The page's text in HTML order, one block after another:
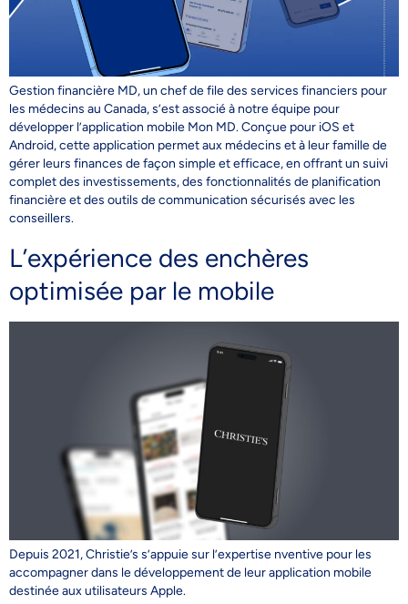
Gestion financière MD, un chef de file des services financiers pour
les médecins au Canada, s’est associé à notre équipe pour
développer l’application mobile Mon MD. Conçue pour iOS et
Android, cette application permet aux médecins et à leur famille de
gérer leurs finances de façon simple et efficace, en offrant un suivi
complet des investissements, des fonctionnalités de planification
financière et des outils de communication sécurisés avec les
conseillers.
L’expérience des enchères
optimisée par le mobile
Depuis 2021, Christie’s s’appuie sur l’expertise nventive pour les
accompagner dans le développement de leur application mobile
destinée aux utilisateurs Apple.